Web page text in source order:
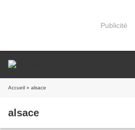
Publicité
Accueil » alsace
alsace